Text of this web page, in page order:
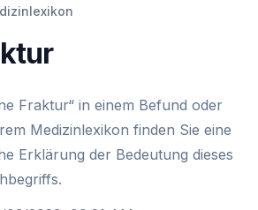
Fraktur“ in einem Befund oder
Medizinlexikon finden Sie eine
Erklärung der Bedeutung dieses